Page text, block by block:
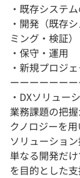
・既存システ
・開発（既存
ミング・検証）
・保守・運用
・新規プロジ
ーーーーーー
・DXソリュー
業務課題の把
クノロジーを
ソリューショ
単なる開発だ
を目的とした支